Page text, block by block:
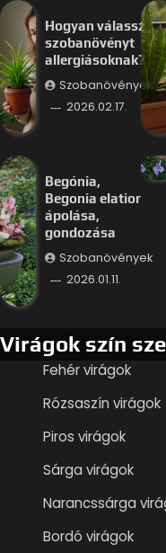
Hogyan válassz
szobanövényt
allergiásoknak?
Szobanövények
2026.02.17.
Begónia,
Begonia elatior
ápolása,
gondozása
Szobanövények
2026.01.11.
Virágok szín
Fehér virágok
Rózsaszín virágok
Piros virágok
Sárga virágok
Narancssárga
Bordó virágok